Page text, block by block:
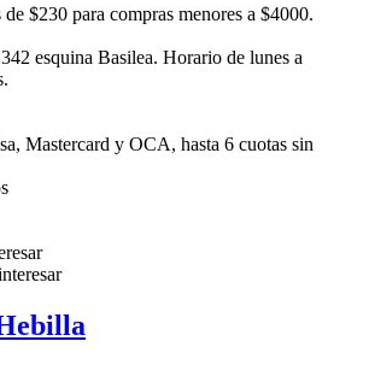
$230 para compras menores a $4000.
esquina Basilea. Horario de lunes a
Mastercard y OCA, hasta 6 cuotas sin